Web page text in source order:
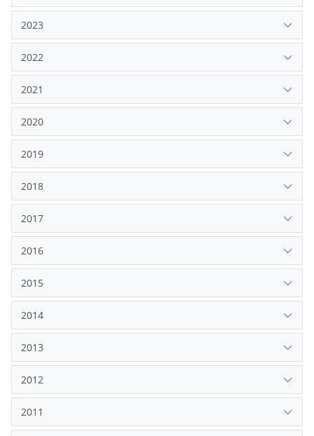
2023
2022
2021
2020
2019
2018
2017
2016
2015
2014
2013
2012
2011